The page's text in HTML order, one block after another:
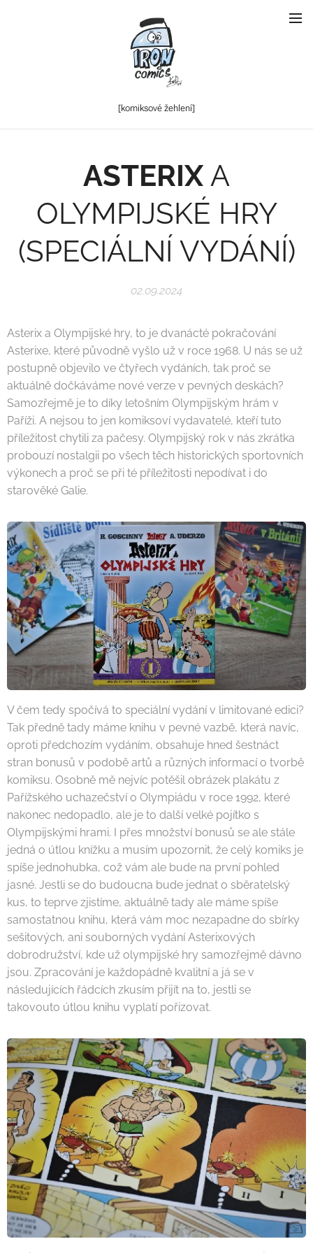
[komiksové žehlení]
ASTERIX A
OLYMPIJSKÉ HRY
(SPECIÁLNÍ VYDÁNÍ)
02.09.2024
Asterix a Olympijské hry, to je dvanácté pokračování
Asterixe, které původně vyšlo už v roce 1968. U nás se už
postupně objevilo ve čtyřech vydáních, tak proč se
aktuálně dočkáváme nové verze v pevných deskách?
Samozřejmě je to díky letošním Olympijským hrám v
Paříži. A nejsou to jen komiksoví vydavatelé, kteří tuto
příležitost chytili za pačesy. Olympijský rok v nás zkrátka
probouzí nostalgii po všech těch historických sportovních
výkonech a proč se při té příležitosti nepodívat i do
starověké Galie.
V čem tedy spočívá to speciální vydání v limitované edici?
Tak předně tady máme knihu v pevné vazbě, která navíc,
oproti předchozím vydáním, obsahuje hned šestnáct
stran bonusů v podobě artů a různých informací o tvorbě
komiksu. Osobně mě nejvíc potěšil obrázek plakátu z
Pařížského uchazečství o Olympiádu v roce 1992, které
nakonec nedopadlo, ale je to další velké pojítko s
Olympijskými hrami. I přes množství bonusů se ale stále
jedná o útlou knížku a musím upozornit, že celý komiks je
spíše jednohubka, což vám ale bude na první pohled
jasné. Jestli se do budoucna bude jednat o sběratelský
kus, to teprve zjistíme, aktuálně tady ale máme spíše
samostatnou knihu, která vám moc nezapadne do sbírky
sešitových, ani souborných vydání Asterixových
dobrodružství, kde už olympijské hry samozřejmě dávno
jsou. Zpracování je každopádně kvalitní a já se v
následujících řádcích zkusím přijít na to, jestli se
takovouto útlou knihu vyplatí pořizovat.